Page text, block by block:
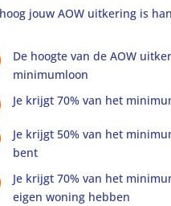
jouw AOW uitkering is
De hoogte van de AOW
minimumloon
Je krijgt 70% van het
Je krijgt 50% van het
bent
Je krijgt 70% van het
eigen woning hebben